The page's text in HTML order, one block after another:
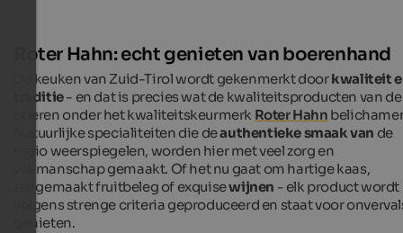
Roter Hahn: echt genieten van boerenhand
De keuken van Zuid-Tirol wordt gekenmerkt doorkwaliteit
traditie- en dat is precies wat de kwaliteitsproducten van de
boeren onder het kwaliteitskeurmerk Roter Hahn
Natuurlijke specialiteiten die deauthentieke smaak van de
regio weerspiegelen, worden hier met veel zorg en
vakmanschap gemaakt. Of het nu gaat om hartige kaas,
zelfgemaakt fruitbeleg of exquisewijnen - elk product wordt
volgens strenge criteria geproduceerd en staat voor
genieten.